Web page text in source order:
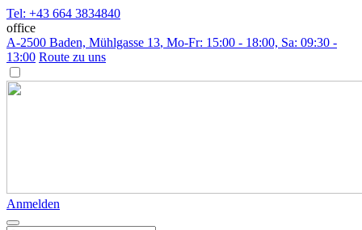
Tel: +43 664 3834840
office
A-2500 Baden, Mühlgasse 13, Mo-Fr: 15:00 - 18:00, Sa: 09:30 -
13:00 Route zu uns
Anmelden